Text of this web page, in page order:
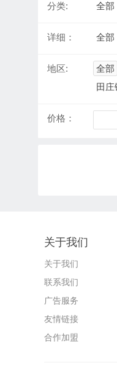
分类: 全部
详细： 全部
地区: 全部
田庄
价格：
关于我们
关于我们
联系我们
广告服务
友情链接
合作加盟